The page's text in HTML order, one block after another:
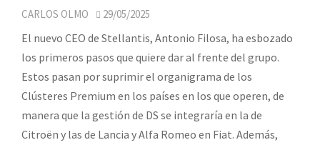
CARLOS OLMO 29/05/2025
El nuevo CEO de Stellantis, Antonio Filosa, ha esbozado
los primeros pasos que quiere dar al frente del grupo.
Estos pasan por suprimir el organigrama de los
Clústeres Premium en los países en los que operen, de
manera que la gestión de DS se integraría en la de
Citroën y las de Lancia y Alfa Romeo en Fiat. Además,